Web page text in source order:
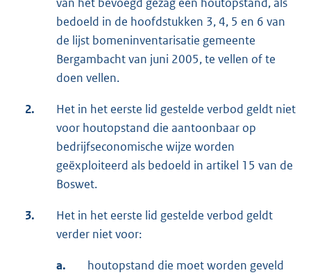
bedoeld in de hoofdstukken 3, 4, 5 en 6 van
de lijst bomeninventarisatie gemeente
Bergambacht van juni 2005, te vellen of te
doen vellen.
2.
Het in het eerste lid gestelde verbod geldt niet
voor houtopstand die aantoonbaar op
bedrijfseconomische wijze worden
geëxploiteerd als bedoeld in artikel 15 van de
Boswet.
3.
Het in het eerste lid gestelde verbod geldt
verder niet voor:
a.
houtopstand die moet worden geveld